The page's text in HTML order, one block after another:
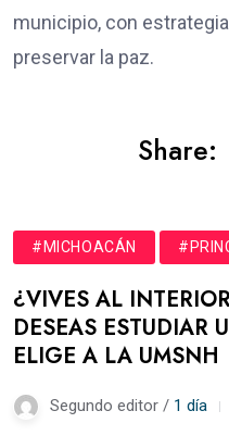
municipio, con
preservar la paz.
Share:
#MICHOACÁN
¿VIVES AL
DESEAS ESTUDIAR
ELIGE A LA UMSNH
Segundo editor / 1 día